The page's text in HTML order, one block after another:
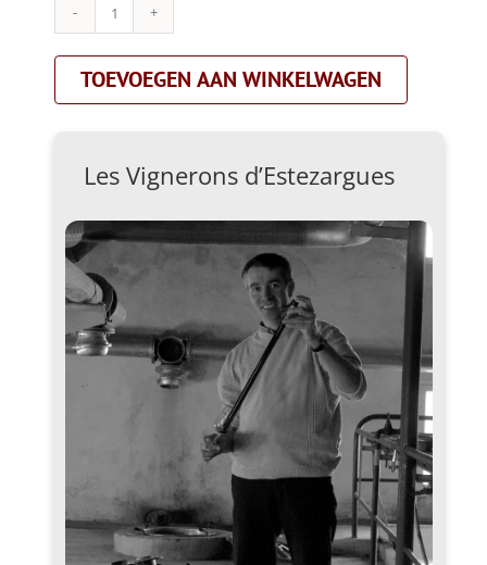
Les
Vignerons
d’Estezargues|domaine
des
fees|rood
TOEVOEGEN AAN WINKELWAGEN
Les Vignerons d’Estezargues